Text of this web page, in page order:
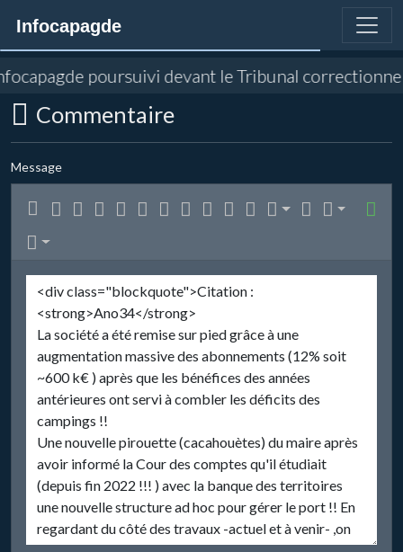
Infocapagde
poursuivi devant le Tribunal
Commentaire
Message